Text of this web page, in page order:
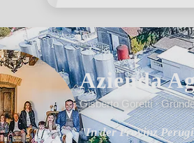
Azienda
Gisberto Goretti ·
"In der Provinz
"Erforschung und